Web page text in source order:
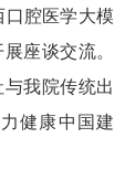
腔医学大模
座谈交流。
我院传统出
健康中国建